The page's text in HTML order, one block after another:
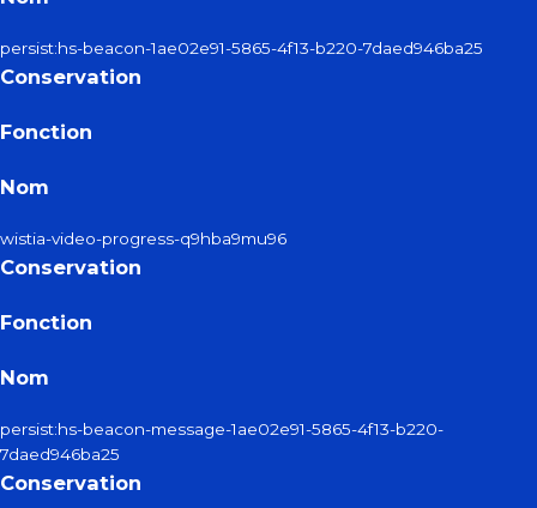
persist:hs-beacon-1ae02e91-5865-4f13-b220-7daed946ba25
Conservation
Fonction
Nom
wistia-video-progress-q9hba9mu96
Conservation
Fonction
Nom
persist:hs-beacon-message-1ae02e91-5865-4f13-b220-
7daed946ba25
Conservation